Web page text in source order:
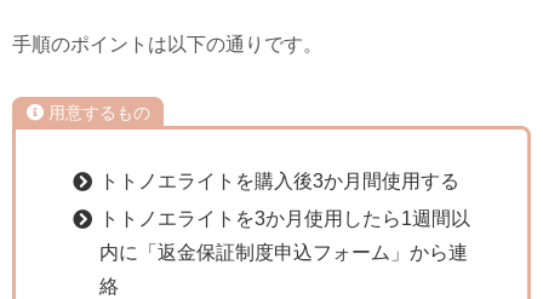
手順のポイントは以下の通りです。
用意するもの
トトノエライトを購入後3か月間使用する
トトノエライトを3か月使用したら1週間以
内に「返金保証制度申込フォーム」から連
絡